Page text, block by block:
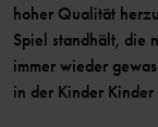
hoher Qualität
Spiel standhält, die
immer wieder
in der Kinder